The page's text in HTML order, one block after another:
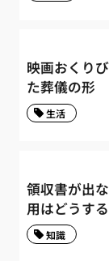
映画おくり
た葬儀の形
生活
領収書が出
用はどうす
知識